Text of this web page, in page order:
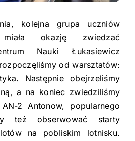
kolejna grupa uczniów
okazję zwiedzać
Nauki Łukasiewicz
od warsztatów:
Następnie obejrzeliśmy
a na koniec zwiedziliśmy
2 Antonow, popularnego
też obserwować starty
na pobliskim lotnisku.